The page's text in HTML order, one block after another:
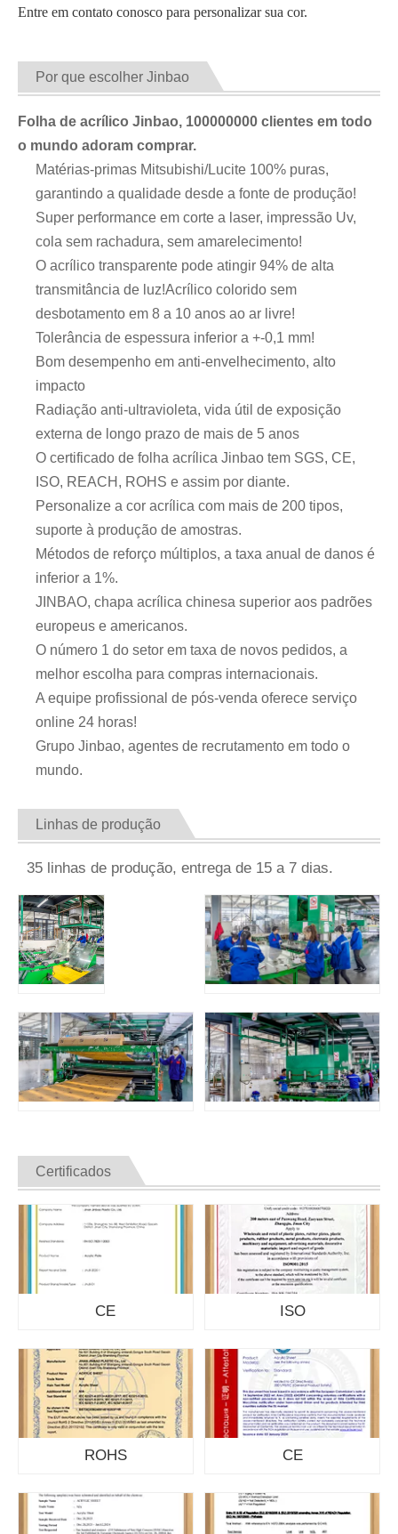
Entre em contato conosco para personalizar sua cor.
Por que escolher Jinbao
Folha de acrílico Jinbao, 100000000 clientes em todo
o mundo adoram comprar.
Matérias-primas Mitsubishi/Lucite 100% puras,
garantindo a qualidade desde a fonte de produção!
Super performance em corte a laser, impressão Uv,
cola sem rachadura, sem amarelecimento!
O acrílico transparente pode atingir 94% de alta
transmitância de luz!Acrílico colorido sem
desbotamento em 8 a 10 anos ao ar livre!
Tolerância de espessura inferior a +-0,1 mm!
Bom desempenho em anti-envelhecimento, alto
impacto
Radiação anti-ultravioleta, vida útil de exposição
externa de longo prazo de mais de 5 anos
O certificado de folha acrílica Jinbao tem SGS, CE,
ISO, REACH, ROHS e assim por diante.
Personalize a cor acrílica com mais de 200 tipos,
suporte à produção de amostras.
Métodos de reforço múltiplos, a taxa anual de danos é
inferior a 1%.
JINBAO, chapa acrílica chinesa superior aos padrões
europeus e americanos.
O número 1 do setor em taxa de novos pedidos, a
melhor escolha para compras internacionais.
A equipe profissional de pós-venda oferece serviço
online 24 horas!
Grupo Jinbao, agentes de recrutamento em todo o
mundo.
Linhas de produção
35 linhas de produção, entrega de 15 a 7 dias.
Certificados
CE ISO
ROHS CE